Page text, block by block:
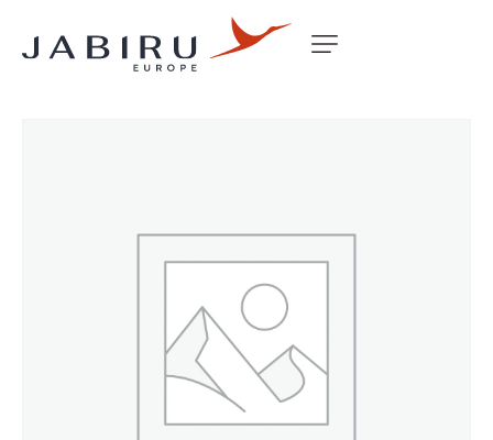
Accueil Non classé